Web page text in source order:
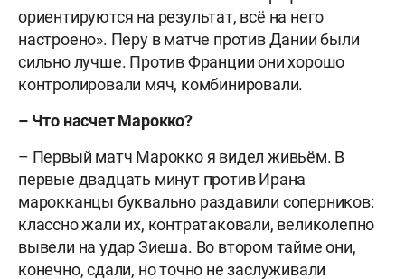
ориентируются на результат, всё на него
настроено». Перу в матче против Дании были
сильно лучше. Против Франции они хорошо
контролировали мяч, комбинировали.
– Что насчет Марокко?
– Первый матч Марокко я видел живьём. В
первые двадцать минут против Ирана
марокканцы буквально раздавили соперников:
классно жали их, контратаковали, великолепно
вывели на удар Зиеша. Во втором тайме они,
конечно, сдали, но точно не заслуживали